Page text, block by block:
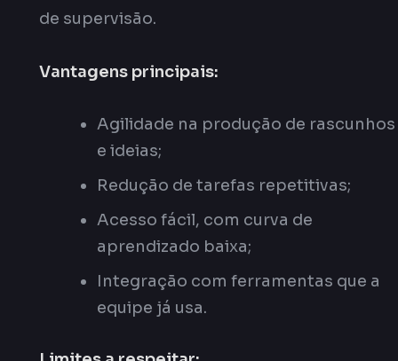
de supervisão.
Vantagens principais:
Agilidade na produção de rascunhos
e ideias;
Redução de tarefas repetitivas;
Acesso fácil, com curva de
aprendizado baixa;
Integração com ferramentas que a
equipe já usa.